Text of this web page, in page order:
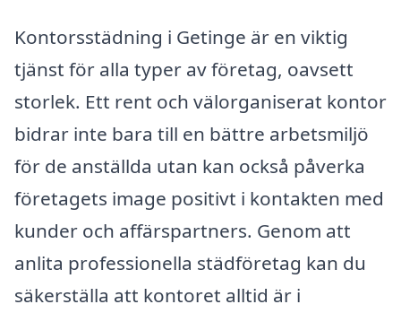
Kontorsstädning i Getinge är en viktig
tjänst för alla typer av företag, oavsett
storlek. Ett rent och välorganiserat kontor
bidrar inte bara till en bättre arbetsmiljö
för de anställda utan kan också påverka
företagets image positivt i kontakten med
kunder och affärspartners. Genom att
anlita professionella städföretag kan du
säkerställa att kontoret alltid är i